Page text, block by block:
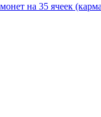
на 35 ячеек